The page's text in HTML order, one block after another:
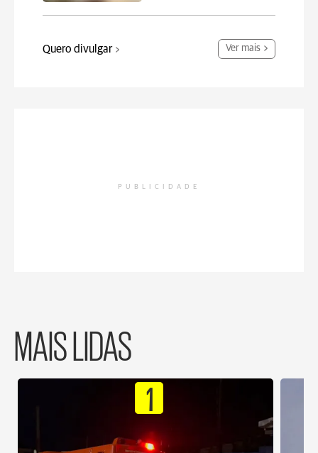
Quero divulgar Ver mais
PUBLICIDADE
MAIS LIDAS
1